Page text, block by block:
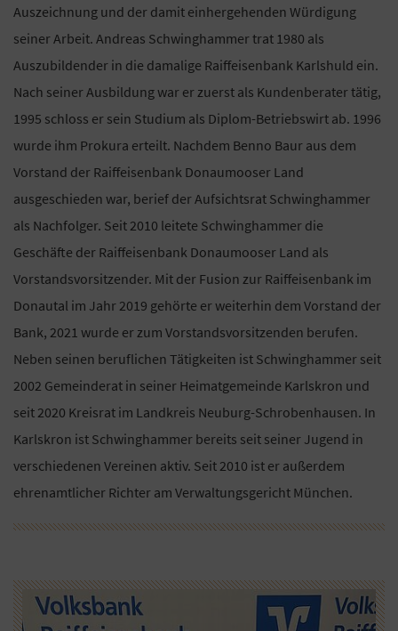
Auszeichnung und der damit einhergehenden Würdigung
seiner Arbeit. Andreas Schwinghammer trat 1980 als
Auszubildender in die damalige Raiffeisenbank Karlshuld ein.
Nach seiner Ausbildung war er zuerst als Kundenberater tätig,
1995 schloss er sein Studium als Diplom-Betriebswirt ab. 1996
wurde ihm Prokura erteilt. Nachdem Benno Baur aus dem
Vorstand der Raiffeisenbank Donaumooser Land
ausgeschieden war, berief der Aufsichtsrat Schwinghammer
als Nachfolger. Seit 2010 leitete Schwinghammer die
Geschäfte der Raiffeisenbank Donaumooser Land als
Vorstandsvorsitzender. Mit der Fusion zur Raiffeisenbank im
Donautal im Jahr 2019 gehörte er weiterhin dem Vorstand der
Bank, 2021 wurde er zum Vorstandsvorsitzenden berufen.
Neben seinen beruflichen Tätigkeiten ist Schwinghammer seit
2002 Gemeinderat in seiner Heimatgemeinde Karlskron und
seit 2020 Kreisrat im Landkreis Neuburg-Schrobenhausen. In
Karlskron ist Schwinghammer bereits seit seiner Jugend in
verschiedenen Vereinen aktiv. Seit 2010 ist er außerdem
ehrenamtlicher Richter am Verwaltungsgericht München.